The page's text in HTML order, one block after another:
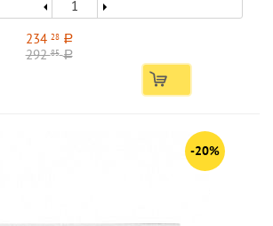
234 28 a
29285 a
-20%